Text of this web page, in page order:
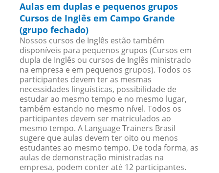
Aulas em duplas e pequenos grupos
Cursos de Inglês em Campo Grande
(grupo fechado)
Nossos cursos de Inglês estão também
disponíveis para pequenos grupos (Cursos em
dupla de Inglês ou cursos de Inglês ministrado
na empresa e em pequenos grupos). Todos os
participantes devem ter as mesmas
necessidades linguísticas, possibilidade de
estudar ao mesmo tempo e no mesmo lugar,
também estando no mesmo nível. Todos os
participantes devem ser matriculados ao
mesmo tempo. A Language Trainers Brasil
sugere que aulas devem ter oito ou menos
estudantes ao mesmo tempo. De toda forma, as
aulas de demonstração ministradas na
empresa, podem conter até 12 participantes.